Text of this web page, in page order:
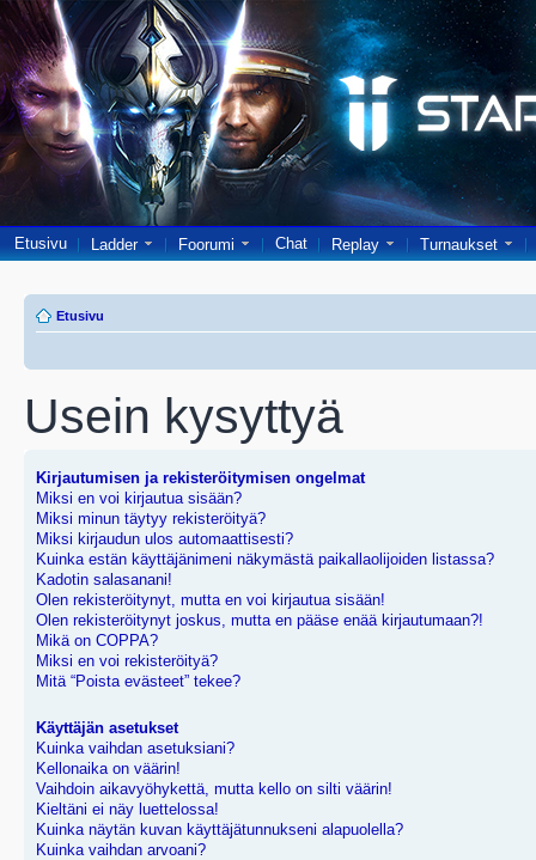
Etusivu Ladder Foorumi Chat Replay Turnaukset
Etusivu
Usein kysyttyä
Kirjautumisen ja rekisteröitymisen ongelmat
Miksi en voi kirjautua sisään?
Miksi minun täytyy rekisteröityä?
Miksi kirjaudun ulos automaattisesti?
Kuinka estän käyttäjänimeni näkymästä paikallaolijoiden listassa?
Kadotin salasanani!
Olen rekisteröitynyt, mutta en voi kirjautua sisään!
Olen rekisteröitynyt joskus, mutta en pääse enää kirjautumaan?!
Mikä on COPPA?
Miksi en voi rekisteröityä?
Mitä “Poista evästeet” tekee?
Käyttäjän asetukset
Kuinka vaihdan asetuksiani?
Kellonaika on väärin!
Vaihdoin aikavyöhykettä, mutta kello on silti väärin!
Kieltäni ei näy luettelossa!
Kuinka näytän kuvan käyttäjätunnukseni alapuolella?
Kuinka vaihdan arvoani?